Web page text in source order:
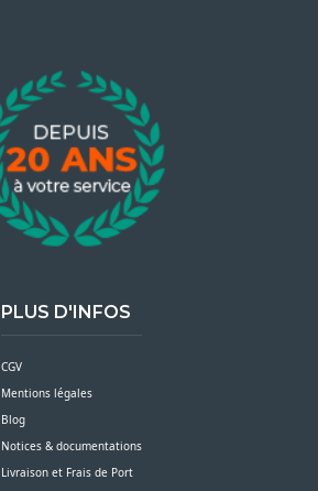
PLUS D'INFOS
CGV
Mentions légales
Blog
Notices & documentations
Livraison et Frais de Port